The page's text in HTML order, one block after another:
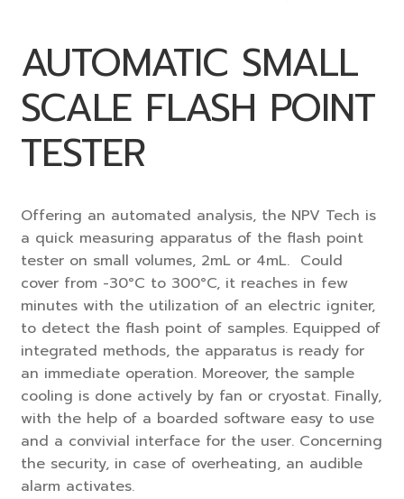
AUTOMATIC SMALL
SCALE FLASH POINT
TESTER
Offering an automated analysis, the NPV Tech is
a quick measuring apparatus of the flash point
tester on small volumes, 2mL or 4mL. Could
cover from -30°C to 300°C, it reaches in few
minutes with the utilization of an electric igniter,
to detect the flash point of samples. Equipped of
integrated methods, the apparatus is ready for
an immediate operation. Moreover, the sample
cooling is done actively by fan or cryostat. Finally,
with the help of a boarded software easy to use
and a convivial interface for the user. Concerning
the security, in case of overheating, an audible
alarm activates.